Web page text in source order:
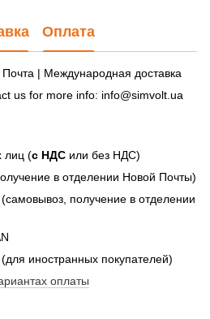
Оплата
| Международная доставка
us for more info: info@simvolt.ua
лиц (с НДС или без НДС)
в отделении Новой Почты)
(самовывоз, получение в отделении
иностранных покупателей)
оплаты